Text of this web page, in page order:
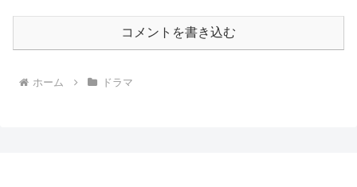
コメントを書き込む
ホーム ドラマ